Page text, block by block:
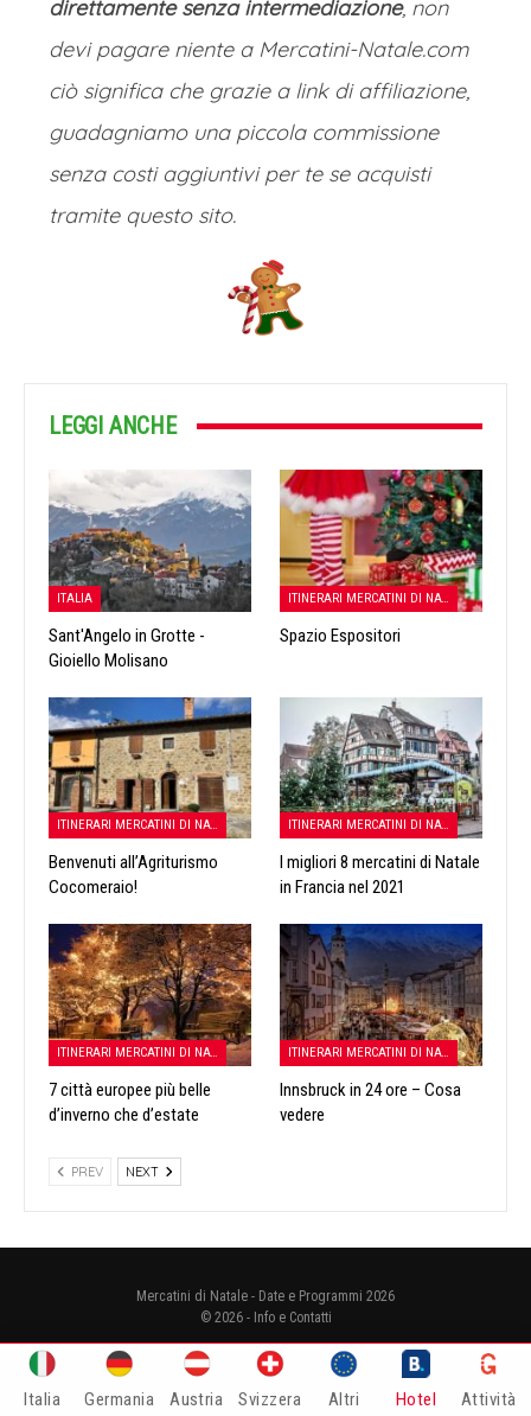
direttamente senza intermediazione, non
devi pagare niente a Mercatini-Natale.com
ciò significa che grazie a link di affiliazione,
guadagniamo una piccola commissione
senza costi aggiuntivi per te se acquisti
tramite questo sito.
LEGGI ANCHE
ITALIA
Sant'Angelo in Grotte -
Gioiello Molisano
ITINERARI MERCATINI DI NATALE
Spazio Espositori
ITINERARI MERCATINI DI NATALE
Benvenuti all’Agriturismo
Cocomeraio!
ITINERARI MERCATINI DI NATALE
I migliori 8 mercatini di Natale
in Francia nel 2021
ITINERARI MERCATINI DI NATALE
7 città europee più belle
d’inverno che d’estate
ITINERARI MERCATINI DI NATALE
Innsbruck in 24 ore – Cosa
vedere
PREV NEXT
Mercatini di Natale - Date e Programmi 2026
© 2026 - Info e Contatti
Cookie Policy
Privacy Policy
| This site is protected by reCAPTCHA and
the Google
Privacy Policy andTerms of Service
apply. | P.Iva
IT07302610485
Italia Germania Austria Svizzera Altri Hotel Attività